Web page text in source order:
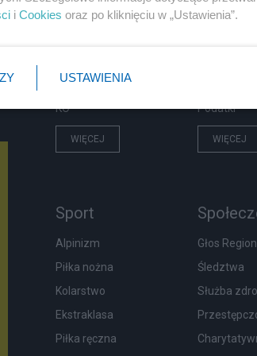
PiS
NATO
KO
WIĘCEJ
Biznes
Podatki
WIĘCEJ
Sport
Alpinizm
Piłka nożna
Kolarstwo
Ekstraklasa
Piłka ręczna
Głos
Śledztwa
Służba
i Cookies oraz po kliknięciu w „Ustawienia”.
USTAWIENIA